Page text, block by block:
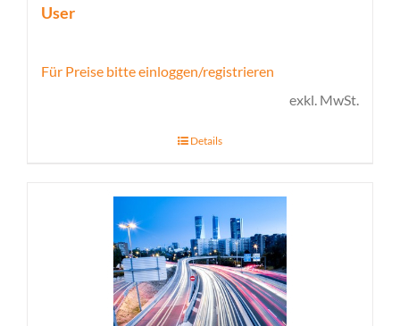
User
Für Preise bitte einloggen/registrieren
exkl. MwSt.
Details